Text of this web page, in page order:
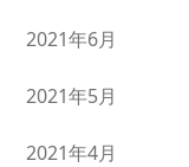
2021年6月
2021年5月
2021年4月